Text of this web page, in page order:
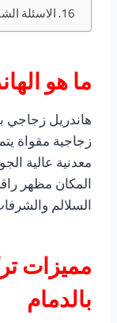
الاسئلة
ما هو
هاندريل زجاجي
زجاجية مقواة
معدنية عالية
المكان مظهر
السلالم
مميزات
بالدمام